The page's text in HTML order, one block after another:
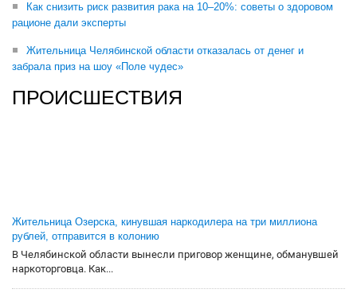
Как снизить риск развития рака на 10–20%: советы о здоровом
рационе дали эксперты
Жительница Челябинской области отказалась от денег и
забрала приз на шоу «Поле чудес»
ПРОИСШЕСТВИЯ
Жительница Озерска, кинувшая наркодилера на три миллиона
рублей, отправится в колонию
В Челябинской области вынесли приговор женщине, обманувшей
наркоторговца. Как...